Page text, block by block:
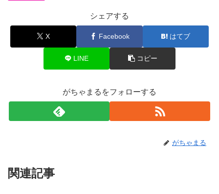
シェアする
X Facebook はてブ
LINE コピー
がちゃまるをフォローする
がちゃまる
関連記事